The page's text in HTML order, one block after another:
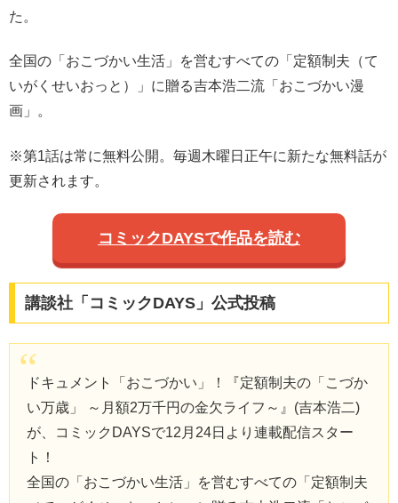
た。
全国の「おこづかい生活」を営むすべての「定額制夫（て
いがくせいおっと）」に贈る吉本浩二流「おこづかい漫
画」。
※第1話は常に無料公開。毎週木曜日正午に新たな無料話が
更新されます。
コミックDAYSで作品を読む
講談社「コミックDAYS」公式投稿
ドキュメント「おこづかい」！『定額制夫の「こづか
い万歳」 ～月額2万千円の金欠ライフ～』(吉本浩二)
が、コミックDAYSで12月24日より連載配信スター
ト！
全国の「おこづかい生活」を営むすべての「定額制夫